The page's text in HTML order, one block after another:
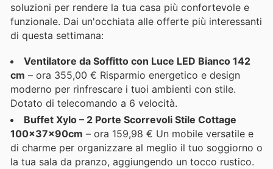
soluzioni per rendere la tua casa più confortevole e
funzionale. Dai un'occhiata alle offerte più interessanti
di questa settimana:
Ventilatore da Soffitto con Luce LED Bianco 142
cm – ora 355,00 € Risparmio energetico e design
moderno per rinfrescare i tuoi ambienti con stile.
Dotato di telecomando a 6 velocità.
Buffet Xylo – 2 Porte Scorrevoli Stile Cottage
100x37x90cm – ora 159,98 € Un mobile versatile e
di charme per organizzare al meglio il tuo soggiorno o
la tua sala da pranzo, aggiungendo un tocco rustico.